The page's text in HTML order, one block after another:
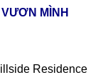
MÌNH
Residence